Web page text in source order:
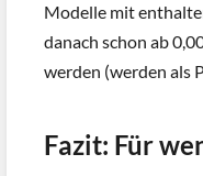
Modelle mit
danach schon ab
werden (werden als
Fazit: Für